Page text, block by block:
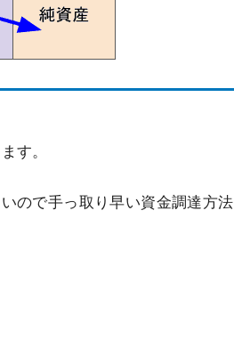
す。
ので手っ取り早い資金調達方法